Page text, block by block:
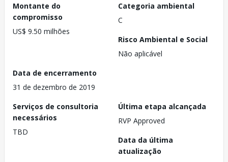
Montante do
compromisso
US$ 9.50 milhões
Categoria ambiental
C
Risco Ambiental e Social
Não aplicável
Data de encerramento
31 de dezembro de 2019
Serviços de consultoria
necessários
TBD
Última etapa alcançada
RVP Approved
Data da última
atualização